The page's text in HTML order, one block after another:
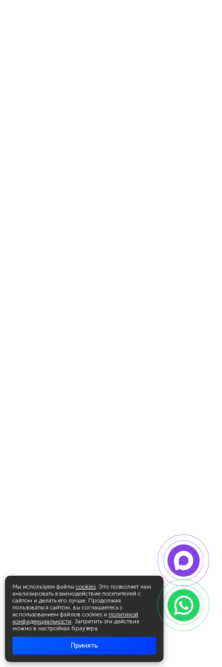
Мы используем файлы cookies. Это позволяет нам
анализировать взаимодействие посетителей с
сайтом и делать его лучше. Продолжая
пользоваться сайтом, вы соглашаетесь с
использованием файлов cookies и политикой
конфиденциальности. Запретить эти действия
можно в настройках браузера.
Принять